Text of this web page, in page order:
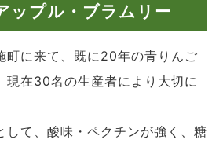
ップル・ブラムリー
町に来て、既に20年の青りんご
現在30名の生産者により大切に
して、酸味・ペクチンが強く、糖